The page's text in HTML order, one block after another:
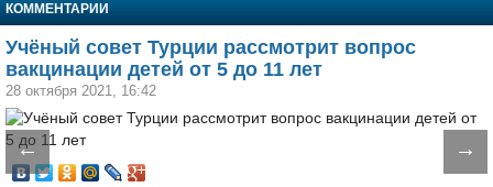
КОММЕНТАРИИ
Учёный совет Турции рассмотрит вопрос
вакцинации детей от 5 до 11 лет
28 октября 2021, 16:42
← →